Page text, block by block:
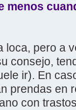
menos
loca, pero a
consejo,
ir). En
prendas en
con